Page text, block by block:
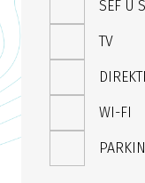
SEF U
TV
WI-FI